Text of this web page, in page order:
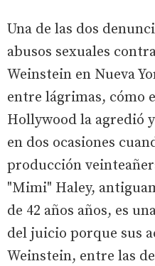
Una de las dos
abusos sexuales
Weinstein en Nueva
entre lágrimas, cómo
Hollywood la agredió
en dos ocasiones
producción
"Mimi" Haley,
de 42 años años, es
del juicio porque sus
Weinstein, entre las